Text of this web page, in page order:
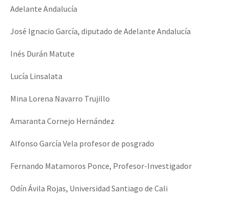
Adelante Andalucía
José Ignacio García, diputado de Adelante Andalucía
Inés Durán Matute
Lucía Linsalata
Mina Lorena Navarro Trujillo
Amaranta Cornejo Hernández
Alfonso García Vela profesor de posgrado
Fernando Matamoros Ponce, Profesor-Investigador
Odín Ávila Rojas, Universidad Santiago de Cali